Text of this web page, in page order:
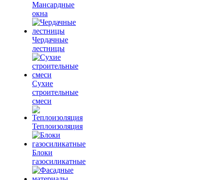
Мансардные
окна
Чердачные
лестницы
Сухие
строительные
смеси
Теплоизоляция
Блоки
газосиликатные